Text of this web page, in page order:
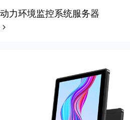
动力环境监控系统服务器